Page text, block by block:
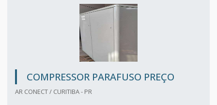
COMPRESSOR PARAFUSO PREÇO
AR CONECT / CURITIBA - PR